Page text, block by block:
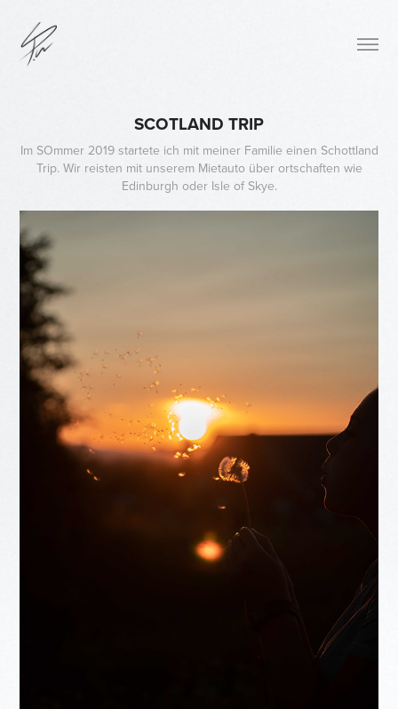
SCOTLAND TRIP
Im SOmmer 2019 startete ich mit meiner Familie einen Schottland
Trip. Wir reisten mit unserem Mietauto über ortschaften wie
Edinburgh oder Isle of Skye.